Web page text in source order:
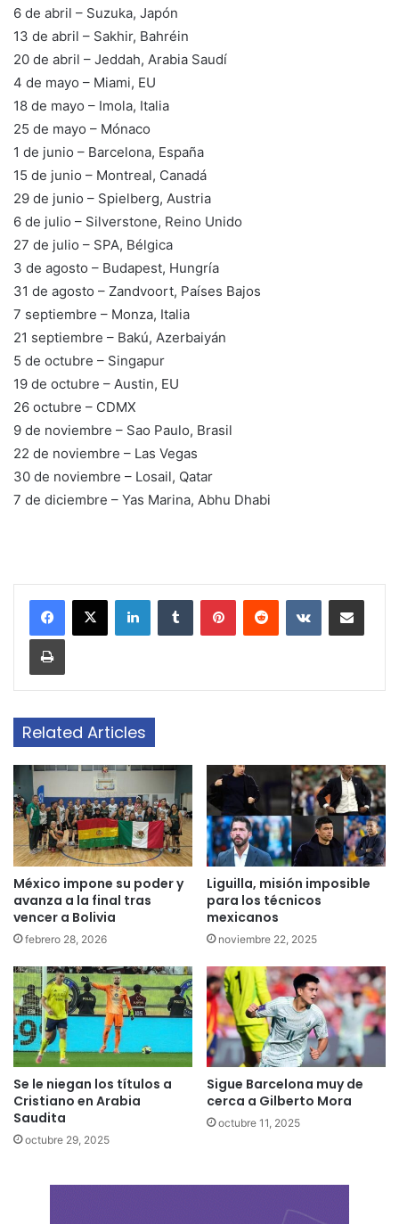
6 de abril – Suzuka, Japón
13 de abril – Sakhir, Bahréin
20 de abril – Jeddah, Arabia Saudí
4 de mayo – Miami, EU
18 de mayo – Imola, Italia
25 de mayo – Mónaco
1 de junio – Barcelona, España
15 de junio – Montreal, Canadá
29 de junio – Spielberg, Austria
6 de julio – Silverstone, Reino Unido
27 de julio – SPA, Bélgica
3 de agosto – Budapest, Hungría
31 de agosto – Zandvoort, Países Bajos
7 septiembre – Monza, Italia
21 septiembre – Bakú, Azerbaiyán
5 de octubre – Singapur
19 de octubre – Austin, EU
26 octubre – CDMX
9 de noviembre – Sao Paulo, Brasil
22 de noviembre – Las Vegas
30 de noviembre – Losail, Qatar
7 de diciembre – Yas Marina, Abhu Dhabi
LinkedInTumblr PinterestReddit VKontakteShare via Email
Print
Related Articles
México impone su poder y
avanza a la final tras
vencer a Bolivia
febrero 28, 2026
Liguilla, misión imposible
para los técnicos
mexicanos
noviembre 22, 2025
Se le niegan los títulos a
Cristiano en Arabia
Saudita
octubre 29, 2025
Sigue Barcelona muy de
cerca a Gilberto Mora
octubre 11, 2025